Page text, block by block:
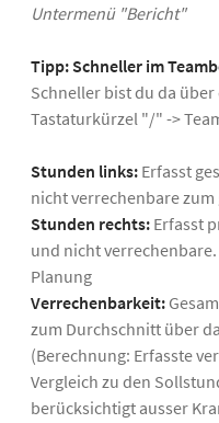
Untermenü "Bericht"
Tipp: Schneller im
Schneller bist du da
Tastaturkürzel "/" ->
Stunden links: Erfasst
nicht verrechenbare
Stunden rechts: Erfasst
und nicht
Planung
Verrechenbarkeit:
zum Durchschnitt über
(Berechnung: Erfasste
Vergleich zu den
berücksichtigt ausser